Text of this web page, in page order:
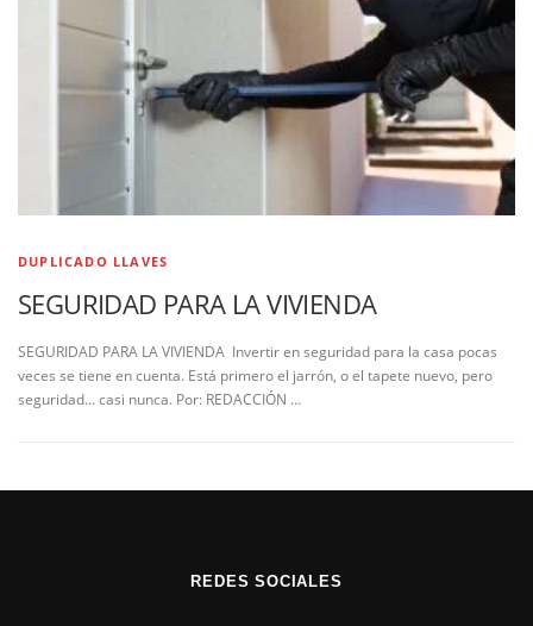
DUPLICADO LLAVES
SEGURIDAD PARA LA VIVIENDA
SEGURIDAD PARA LA VIVIENDA Invertir en seguridad para la casa pocas
veces se tiene en cuenta. Está primero el jarrón, o el tapete nuevo, pero
seguridad… casi nunca. Por: REDACCIÓN …
REDES SOCIALES